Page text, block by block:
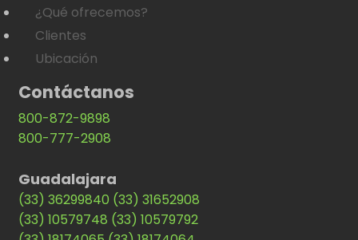
¿Qué ofrecemos?
Clientes
Ubicación
Contáctanos
800-872-9898
800-777-2908
Guadalajara
(33) 36299840 (33) 31652908
(33) 10579748 (33) 10579792